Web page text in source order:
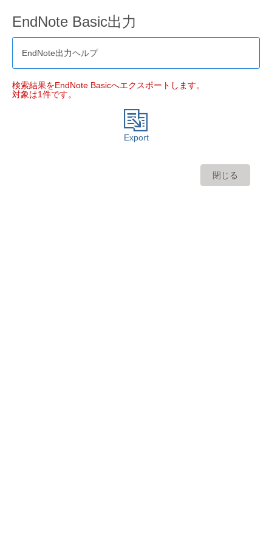
EndNote Basic出力
EndNote出力ヘルプ
検索結果をEndNote Basicへエクスポートします。
対象は1件です。
Export